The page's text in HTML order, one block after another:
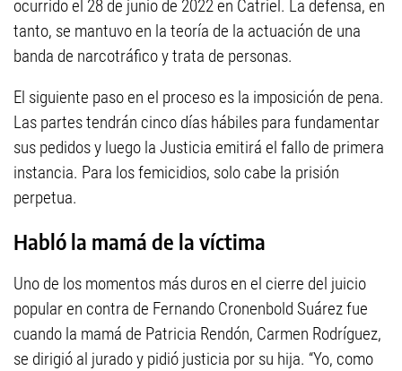
ocurrido el 28 de junio de 2022 en Catriel. La defensa, en
tanto, se mantuvo en la teoría de la actuación de una
banda de narcotráfico y trata de personas.
El siguiente paso en el proceso es la imposición de pena.
Las partes tendrán cinco días hábiles para fundamentar
sus pedidos y luego la Justicia emitirá el fallo de primera
instancia. Para los femicidios, solo cabe la prisión
perpetua.
Habló la mamá de la víctima
Uno de los momentos más duros en el cierre del juicio
popular en contra de Fernando Cronenbold Suárez fue
cuando la mamá de Patricia Rendón, Carmen Rodríguez,
se dirigió al jurado y pidió justicia por su hija. “Yo, como